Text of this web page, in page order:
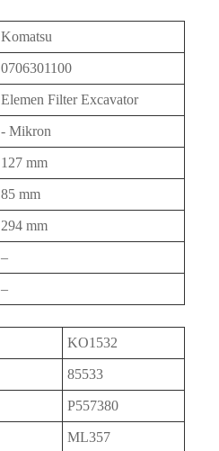
Komatsu
0706301100
Elemen Filter Excavator
- Mikron
127 mm
85 mm
294 mm
–
–
KO1532
85533
P557380
ML357